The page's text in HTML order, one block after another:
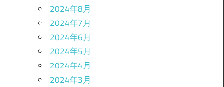
2024年8月
2024年7月
2024年6月
2024年5月
2024年4月
2024年3月